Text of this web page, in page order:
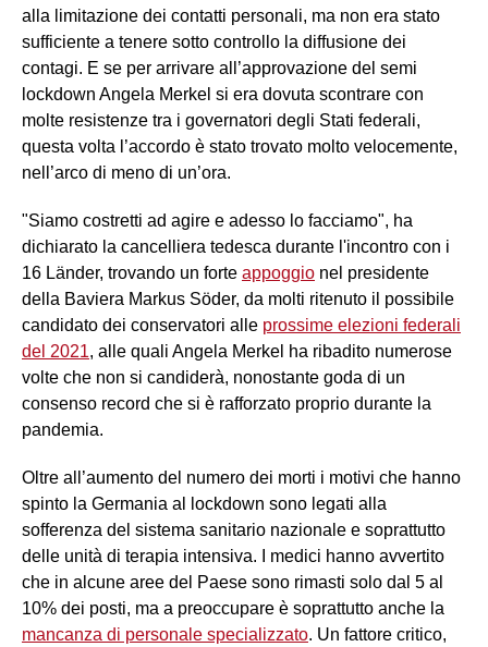
alla limitazione dei contatti personali, ma non era stato
sufficiente a tenere sotto controllo la diffusione dei
contagi. E se per arrivare all’approvazione del semi
lockdown Angela Merkel si era dovuta scontrare con
molte resistenze tra i governatori degli Stati federali,
questa volta l’accordo è stato trovato molto velocemente,
nell’arco di meno di un’ora.
"Siamo costretti ad agire e adesso lo facciamo", ha
dichiarato la cancelliera tedesca durante l'incontro con i
16 Länder, trovando un forte appoggio nel presidente
della Baviera Markus Söder, da molti ritenuto il possibile
candidato dei conservatori alle prossime elezioni federali
del 2021, alle quali Angela Merkel ha ribadito numerose
volte che non si candiderà, nonostante goda di un
consenso record che si è rafforzato proprio durante la
pandemia.
Oltre all’aumento del numero dei morti i motivi che hanno
spinto la Germania al lockdown sono legati alla
sofferenza del sistema sanitario nazionale e soprattutto
delle unità di terapia intensiva. I medici hanno avvertito
che in alcune aree del Paese sono rimasti solo dal 5 al
10% dei posti, ma a preoccupare è soprattutto anche la
mancanza di personale specializzato. Un fattore critico,